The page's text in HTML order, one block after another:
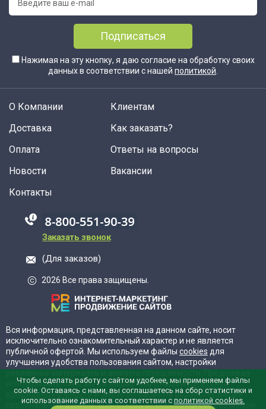
Подписаться
Нажимая на эту кнопку, я даю согласие на обработку своих
данных в соответствии с нашей политикой
О Компании
Доставка
Оплата
Новости
Клиентам
Как заказать?
Ответы на вопросы
Вакансии
Контакты
88005555550
Заказать звонок
(Для заказов)
2026 Все права защищены.
Вся информация, представленная на данном сайте, носит
исключительно ознакомительный характер и не является
публичной офертой. Мы используем файлы cookies для
улучшения удобства пользования сайтом, настройки
использовать сайт, вы соглашаетесь с нашейполитикой
конфиденциальностии даёте согласие на обработку ваших
персональных данных. Для отказа от обработки cookies можно
Чтобы сделать работу с сайтом удобнее, мы применяем файлы
cookie. Оставаясь с нами, вы соглашаетесь на сбор статистики и
использование данных в соответствии с политикой cookies.